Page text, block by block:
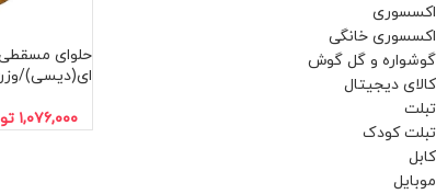
اکسسوری
اکسسوری خانگی
گوشواره و گل گوش
کالای دیجیتال
تبلت
تبلت کودک
کابل
موبایل
حلوای
ای(دیسی)/
۱,۰۷۶,۰۰۰